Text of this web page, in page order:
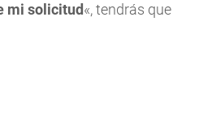
mi solicitud«, tendrás que